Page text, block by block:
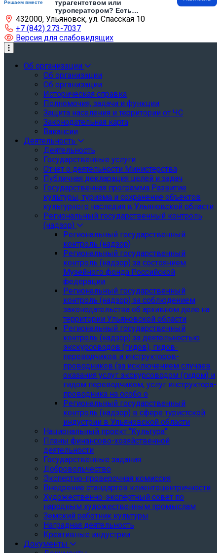
Решаем вместе
турагентством или
туроператором? Есть
предложения по развитию
туризма и туристической
инфраструктуры? Напишите об
этом
432000, Ульяновск, ул. Спасская 10
+7 (842) 273-7037
Версия для слабовидящих
Об организации
Об организации
Об организации
Историческая справка
Полномочия, задачи и функции
Защита населения и территории от ЧС
Законодательная карта
Вакансии
Деятельность
Деятельность
Государственные услуги
Отчёт о деятельности Министерства
Публичная декларация целей и задач
Государственная программа Развитие
культуры, туризма и сохранение объектов
культурного наследия в Ульяновской области
Региональный государственный контроль
(надзор)
Региональный государственный
контроль (надзор)
Региональный государственный
контроль (надзор) за состоянием
Музейного фонда Российской
федерации
Региональный государственный
контроль (надзор) за соблюдением
законодательства об архивном деле на
территории Ульяновской области
Региональный государственный
контроль (надзор) за деятельностью
экскурсоводов (гидов), гидов-
переводчиков и инструкторов-
проводников (за исключением случаев
оказания услуг экскурсоводом (гидом) и
гидом переводчиком, услуг инструктора-
проводника на особо о
Региональный государственный
контроль (надзор) в сфере туристской
индустрии в Ульяновской области
Национальный проект "Культура"
Планы финансово-хозяйственной
деятельности
Государственные задания
Добровольчество
Экспертно-проверочная комиссия
Внедрение стандартов клиентоцентричности
Художественно-экспертный совет по
народным художественным промыслам
Земский работник культуры
Наградная деятельность
Креативные индустрии
Документы